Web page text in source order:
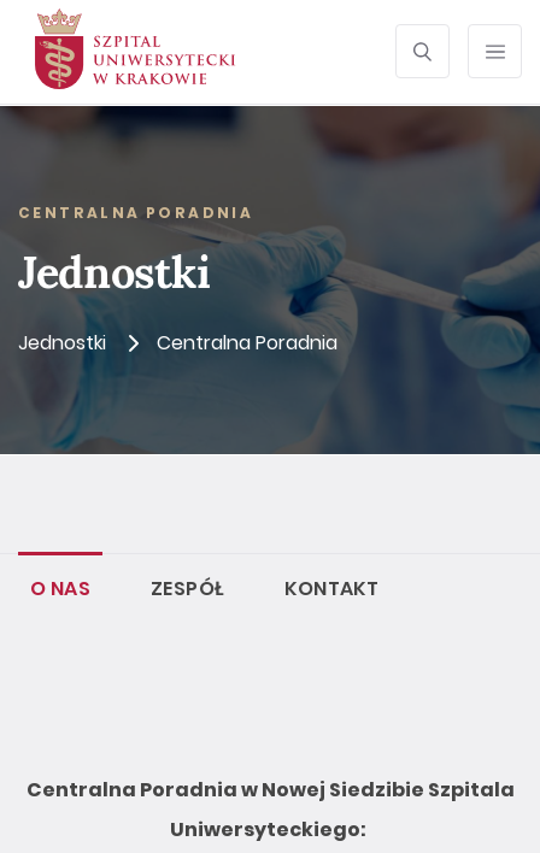
Otwórz
SZUKAJ
CENTRALNA PORADNIA
Jednostki
Jednostki Centralna Poradnia
O NAS ZESPÓŁ KONTAKT
Centralna Poradnia w Nowej Siedzibie Szpitala
Uniwersyteckiego: